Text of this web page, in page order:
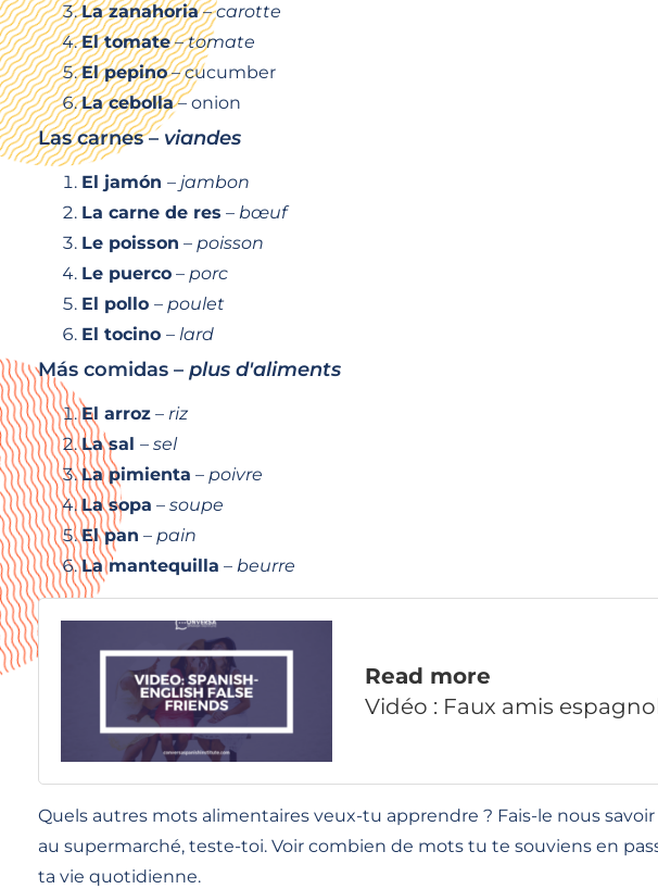
La zanahoria–carotte
El tomate–tomate
El pepino– cucumber
La cebolla– onion
Las carnes – viandes
El jamón – jambon
La carne de res – bœuf
Le poisson – poisson
Le puerco – porc
El pollo – poulet
El tocino – lard
Más comidas – plus d'aliments
El arroz – riz
La sal – sel
La pimienta – poivre
La sopa – soupe
El pan – pain
La mantequilla – beurre
Read more
Vidéo : Faux amis
Quels autres mots alimentaires veux-tu apprendre ? Fais-le nous
au supermarché, teste-toi. Voir combien de mots tu te souviens en
ta vie quotidienne.